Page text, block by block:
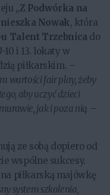
„Z Podwórka na
Nowak, która
u Talent Trzebnica do
i 13. lokaty w
piłkarskim. –
wartości fair play, żeby
aby uczyć dzieci
jak i poza nią –
ze sobą dopiero od
wspólne sukcesy.
piłkarską majówkę
system szkolenia,